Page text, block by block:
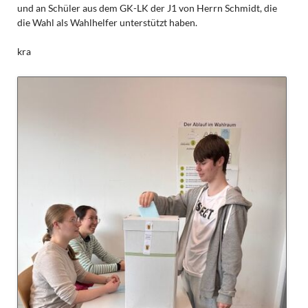
und an Schüler aus dem GK-LK der J1 von Herrn Schmidt, die
die Wahl als Wahlhelfer unterstützt haben.
kra